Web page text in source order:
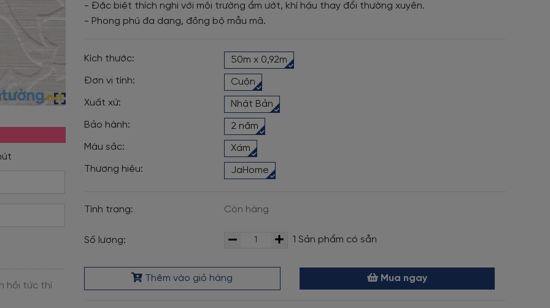
- Đặc biệt thích nghi với môi trường ẩm ướt, khí hậu thay đổi thường xuyên.
- Phong phú đa dạng, đồng bộ mẫu mã.
Kích thước:
50m x 0,92m
Đơn vị tính:
Cuộn
Xuất xứ:
Nhật Bản
Bảo hành:
2 năm
Màu sắc:
Xám
Thương hiệu:
JaHome
Tình trạng: Còn hàng
Số lượng: 1 Sản phẩm có sẵn
Thêm vào giỏ hàng Mua ngay